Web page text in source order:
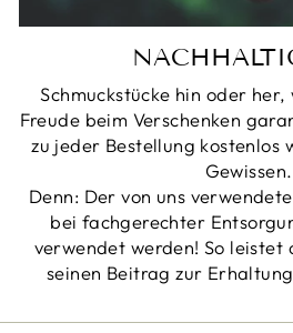
Schmuckstücke hin oder
Freude beim Verschenken
zu jeder Bestellung kostenlos
Gewissen.
Denn: Der von uns
bei fachgerechter
verwendet werden! So leistet
seinen Beitrag zur